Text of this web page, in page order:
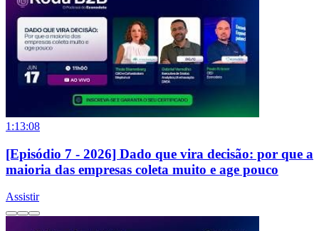
1:13:08
[Episódio 7 - 2026] Dado que vira decisão: por que a
maioria das empresas coleta muito e age pouco
Assistir